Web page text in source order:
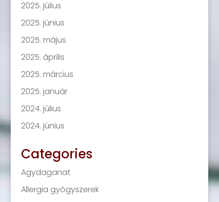
2025. július
2025. június
2025. május
2025. április
2025. március
2025. január
2024. július
2024. június
Categories
Agydaganat
Allergia gyógyszerek